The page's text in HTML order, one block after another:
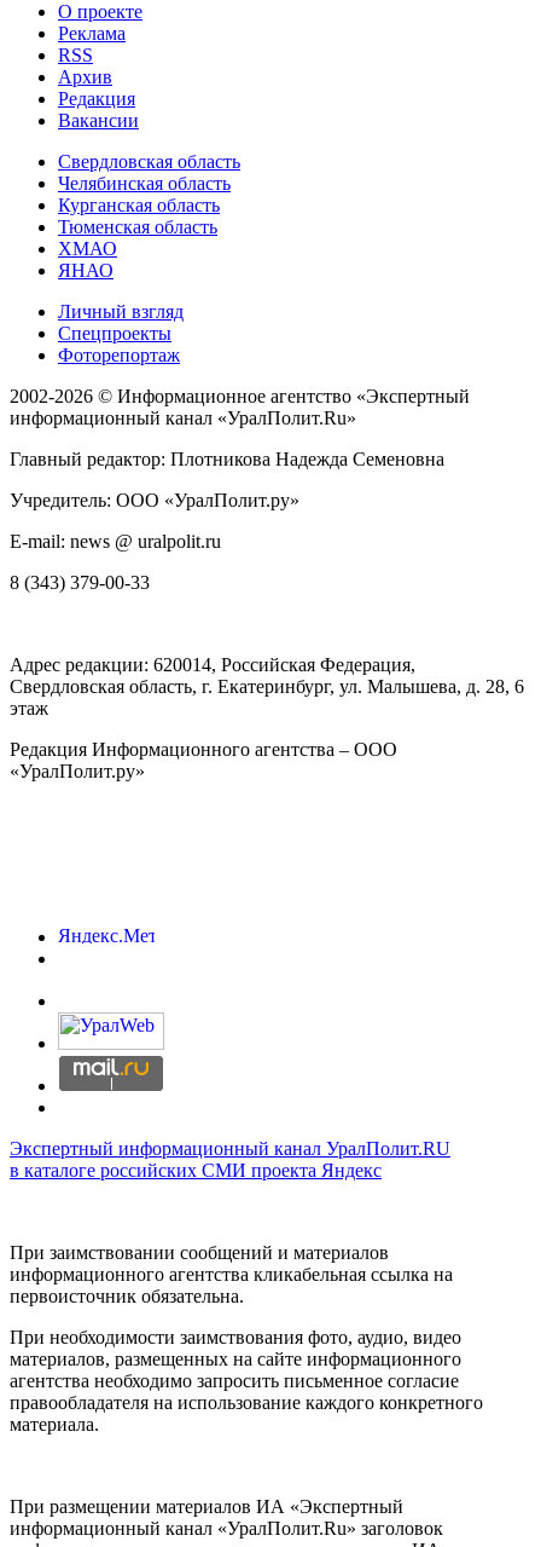
О проекте
Реклама
RSS
Архив
Редакция
Вакансии
Свердловская область
Челябинская область
Курганская область
Тюменская область
ХМАО
ЯНАО
Личный взгляд
Спецпроекты
Фоторепортаж
2002-2026 © Информационное агентство «Экспертный
информационный канал «УралПолит.Ru»
Главный редактор: Плотникова Надежда Семеновна
Учредитель: ООО «УралПолит.ру»
E-mail: news @ uralpolit.ru
8 (343) 379-00-33
Адрес редакции: 620014, Российская Федерация,
Свердловская область, г. Екатеринбург, ул. Малышева, д. 28, 6
этаж
Редакция Информационного агентства – ООО
«УралПолит.ру»
Экспертный информационный канал УралПолит.RU
в каталоге российских СМИ проекта Яндекс
При заимствовании сообщений и материалов
информационного агентства кликабельная ссылка на
первоисточник обязательна.
При необходимости заимствования фото, аудио, видео
материалов, размещенных на сайте информационного
агентства необходимо запросить письменное согласие
правообладателя на использование каждого конкретного
материала.
При размещении материалов ИА «Экспертный
информационный канал «УралПолит.Ru» заголовок